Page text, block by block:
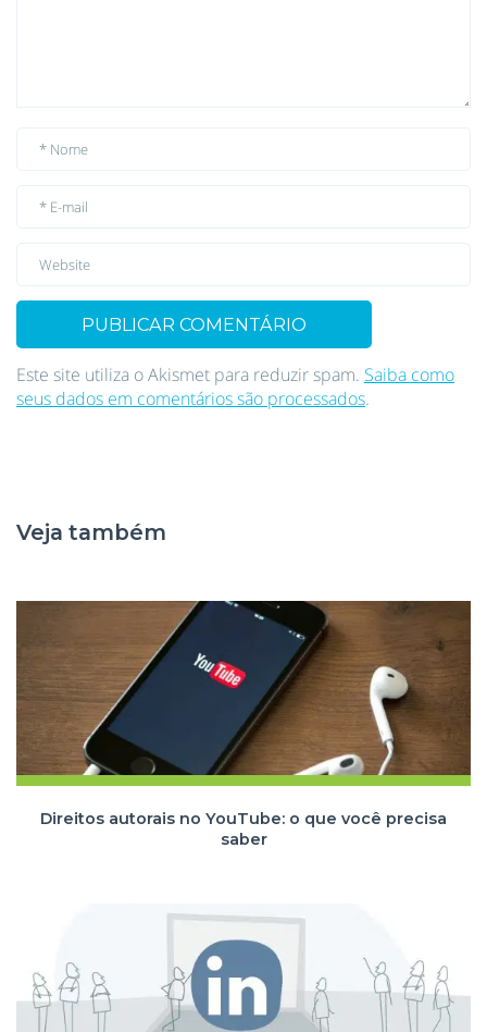
Este site utiliza o Akismet para reduzir spam. Saiba como
seus dados em comentários são processados.
Veja também
Direitos autorais no YouTube: o que você precisa
saber